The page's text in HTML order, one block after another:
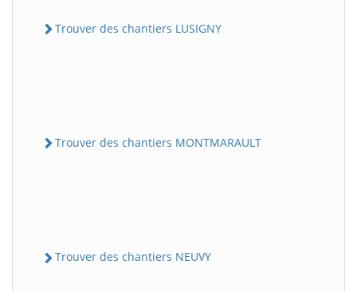
Trouver des chantiers LUSIGNY
Trouver des chantiers MONTMARAULT
Trouver des chantiers NEUVY